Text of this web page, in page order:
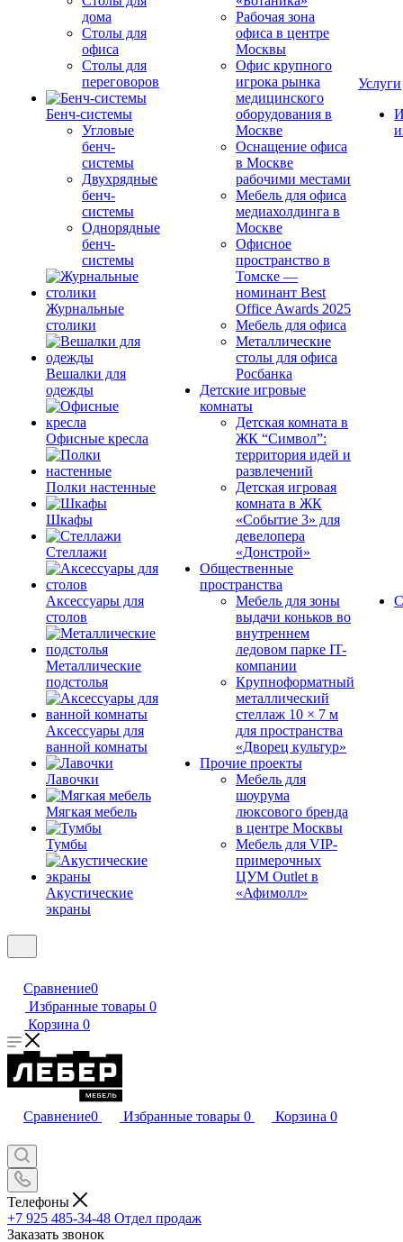
дома
Столы для
офиса
Столы для
переговоров
Бенч-системы
Угловые
бенч-
системы
Двухрядные
бенч-
системы
Однорядные
бенч-
системы
Журнальные
столики
Вешалки для
одежды
Офисные кресла
Полки настенные
Шкафы
Стеллажи
Аксессуары для
столов
Металлические
подстолья
Аксессуары для
ванной комнаты
Лавочки
Мягкая мебель
Тумбы
Акустические
экраны
Рабочая зона
офиса в центре
Москвы
Офис крупного
игрока рынка
медицинского
оборудования в
Москве
Оснащение офиса
в Москве
рабочими местами
Мебель для офиса
медиахолдинга в
Москве
Офисное
пространство в
Томске —
номинант Best
Office Awards 2025
Мебель для офиса
Металлические
столы для офиса
Росбанка
Детские игровые
комнаты
Детская комната в
ЖК “Символ”:
территория идей и
развлечений
Детская игровая
комната в ЖК
«Событие 3» для
девелопера
«Донстрой»
Общественные
пространства
Мебель для зоны
выдачи коньков во
внутреннем
ледовом парке IT-
компании
Крупноформатный
металлический
стеллаж 10 × 7 м
для пространства
«Дворец культур»
Прочие проекты
Мебель для
шоурума
люксового бренда
в центре Москвы
Мебель для VIP-
примерочных
ЦУМ Outlet в
«Афимолл»
Услуги
Сравнение0
Избранные товары 0
Корзина 0
Сравнение0 Избранные товары 0 Корзина 0
Телефоны
+7 925 485-34-48 Отдел продаж
Заказать звонок